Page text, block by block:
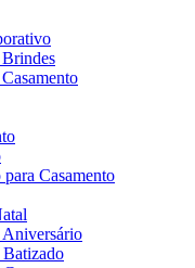
Casamento
Aniversário
Batizado